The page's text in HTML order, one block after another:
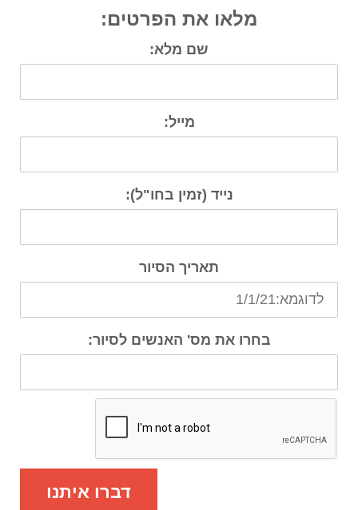
מלאו את הפרטים:
שם מלא:
מייל:
נייד (זמין בחו"ל):
תאריך הסיור
בחרו את מס' האנשים לסיור:
דברו איתנו